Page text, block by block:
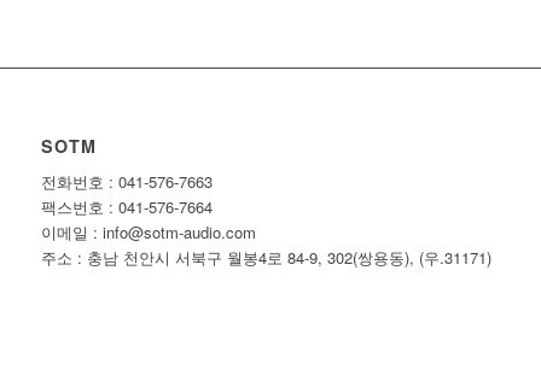
SOTM
전화번호 : 041-576-7663
팩스번호 : 041-576-7664
이메일 : info@sotm-audio.com
주소 : 충남 천안시 서북구 월봉4로 84-9, 302(쌍용동), (우.31171)